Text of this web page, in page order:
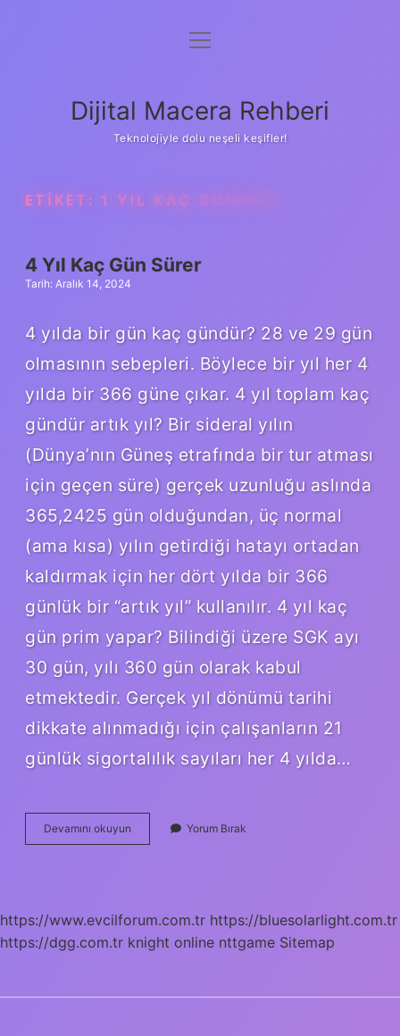
Anasayfa
Yasal Uyarı
menüyü
Dijital Macera Rehberi
Teknolojiyle dolu neşeli keşifler!
ETIKET: 1 YIL KAÇ GÜNDÜR
4 Yıl Kaç Gün Sürer
Tarih: Aralık 14, 2024
4 yılda bir gün kaç gündür? 28 ve 29 gün
olmasının sebepleri. Böylece bir yıl her 4
yılda bir 366 güne çıkar. 4 yıl toplam kaç
gündür artık yıl? Bir sideral yılın
(Dünya’nın Güneş etrafında bir tur atması
için geçen süre) gerçek uzunluğu aslında
365,2425 gün olduğundan, üç normal
(ama kısa) yılın getirdiği hatayı ortadan
kaldırmak için her dört yılda bir 366
günlük bir “artık yıl” kullanılır. 4 yıl kaç
gün prim yapar? Bilindiği üzere SGK ayı
30 gün, yılı 360 gün olarak kabul
etmektedir. Gerçek yıl dönümü tarihi
dikkate alınmadığı için çalışanların 21
günlük sigortalılık sayıları her 4 yılda…
Devamını okuyun
Yıl
Yorum Bırak
https://www.evcilforum.com.tr https://bluesolarlight.com.tr
https://dgg.com.tr knight online nttgame Sitemap